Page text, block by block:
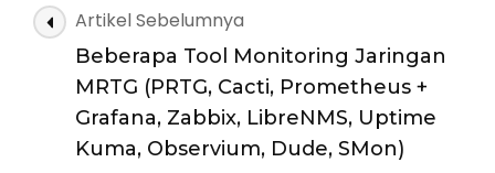
Navigasi
Artikel
Artikel Sebelumnya
Beberapa Tool Monitoring Jaringan
MRTG (PRTG, Cacti, Prometheus +
Grafana, Zabbix, LibreNMS, Uptime
Kuma, Observium, Dude, SMon)